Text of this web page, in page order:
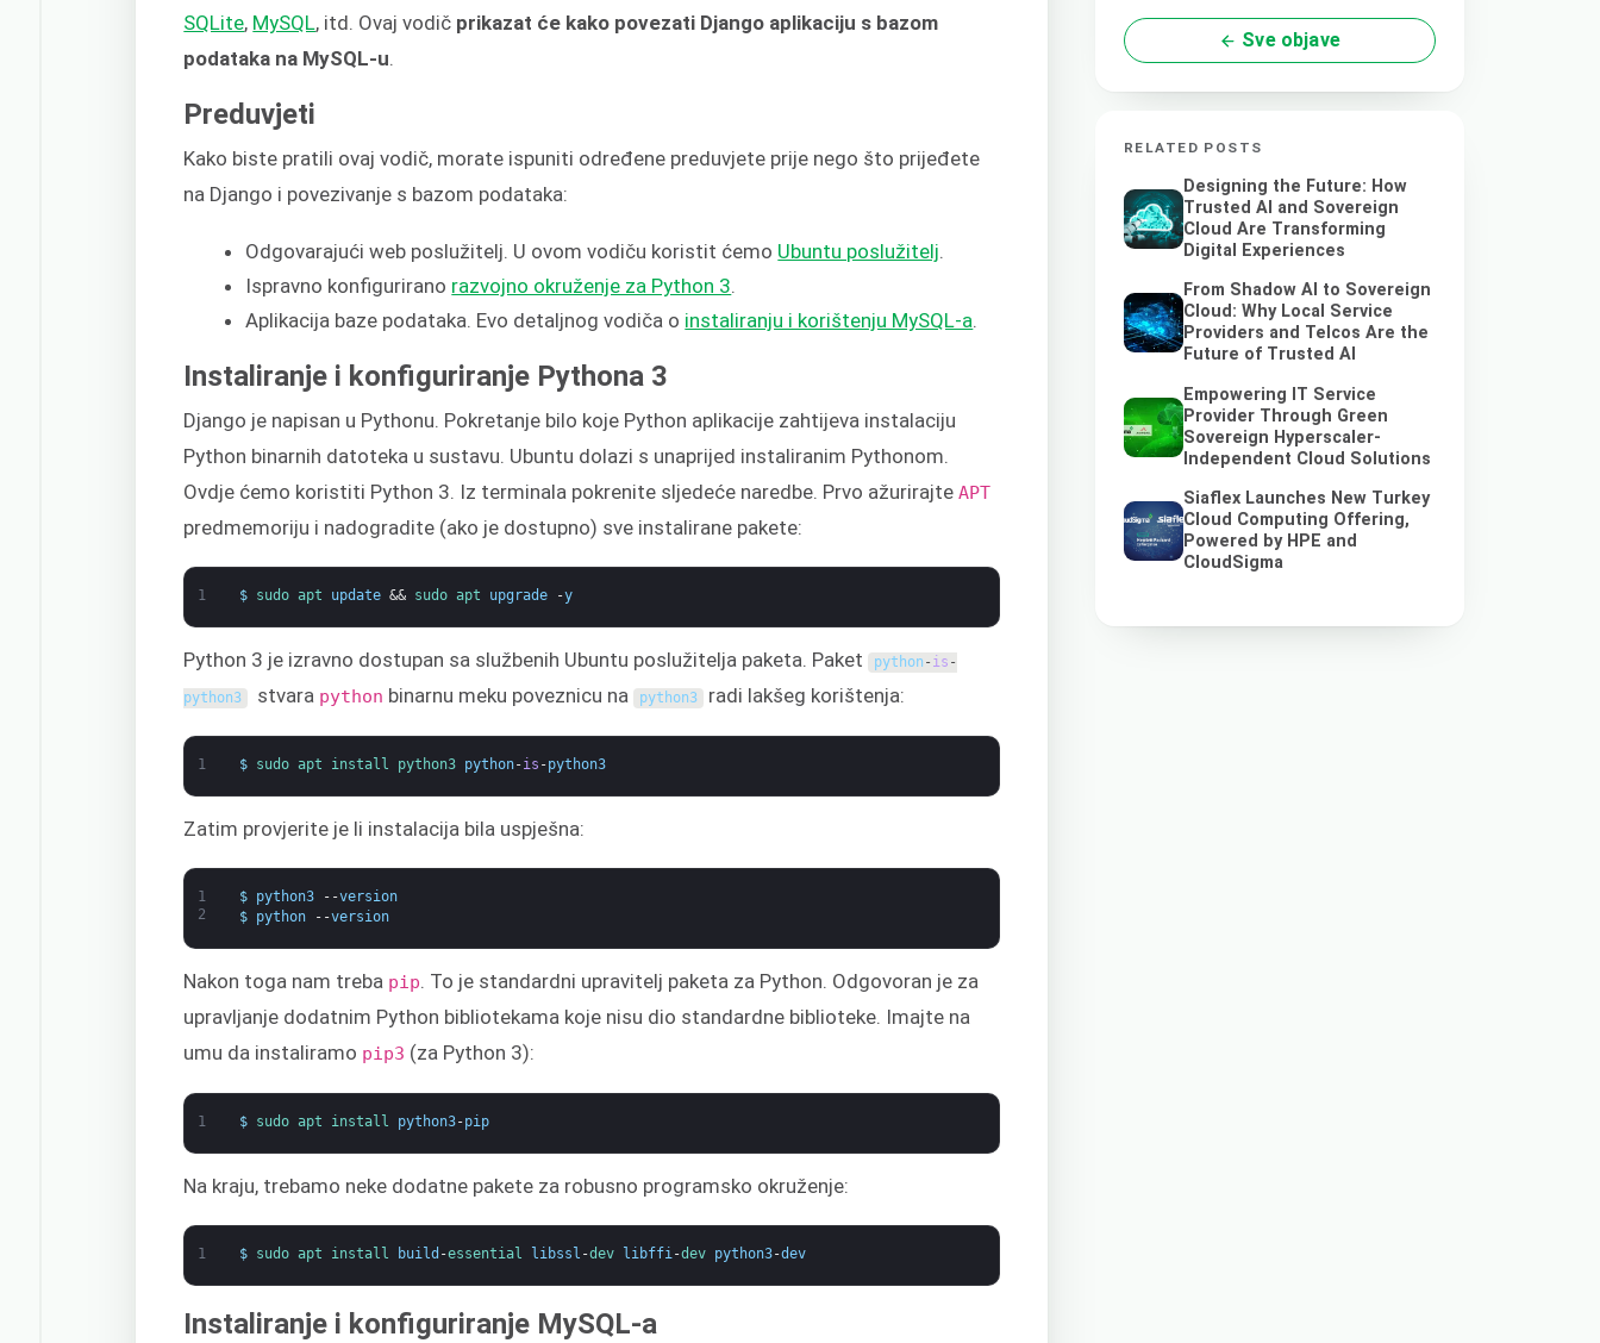
SQLite, MySQL, itd. Ovaj vodič prikazat će kako povezati Django aplikaciju s bazom
podataka na MySQL-u
Preduvjeti
Kako biste pratili ovaj vodič, morate ispuniti određene preduvjete prije nego što prijeđete
na Django i povezivanje s bazom podataka:
Odgovarajući web poslužitelj. U ovom vodiču koristit ćemo Ubuntu poslužitelj
Ispravno konfigurirano razvojno okruženje za Python 3
Aplikacija baze podataka. Evo detaljnog vodiča o instaliranju i korištenju MySQL-a
Instaliranje i konfiguriranje Pythona 3
Django je napisan u Pythonu. Pokretanje bilo koje Python aplikacije zahtijeva instalaciju
Python binarnih datoteka u sustavu. Ubuntu dolazi s unaprijed instaliranim Pythonom.
Ovdje ćemo koristiti Python 3. Iz terminala pokrenite sljedeće naredbe. Prvo ažurirajteAPT
predmemoriju i nadogradite (ako je dostupno) sve instalirane pakete:
1 $ sudo apt update && sudo apt upgrade -y
Python 3 je izravno dostupan sa službenih Ubuntu poslužitelja paketa. Paket python - is -
python3 stvara python binarnu meku poveznicu na python3 radi lakšeg korištenja:
1 $ sudo apt install python3 python-is -python3
Zatim provjerite je li instalacija bila uspješna:
1
2
$ python3 --version
$ python --version
Nakon toga nam treba pip. To je standardni upravitelj paketa za Python. Odgovoran je za
upravljanje dodatnim Python bibliotekama koje nisu dio standardne biblioteke. Imajte na
umu da instaliramo pip3 (za Python 3):
1 $ sudo apt install python3-pip
Na kraju, trebamo neke dodatne pakete za robusno programsko okruženje:
1 $ sudo apt install build -essential libssl -dev libffi-dev python3-dev
Instaliranje i konfiguriranje MySQL-a
Sve objave
RELATED POSTS
Designing the Future: How
Trusted AI and Sovereign
Cloud Are Transforming
Digital Experiences
From Shadow AI to Sovereign
Cloud: Why Local Service
Providers and Telcos Are the
Future of Trusted AI
Empowering IT Service
Provider Through Green
Sovereign Hyperscaler-
Independent Cloud Solutions
Siaflex Launches New Turkey
Cloud Computing Offering,
Powered by HPE and
CloudSigma